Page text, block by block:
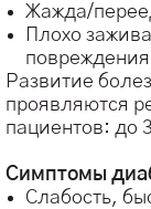
Жажда/
Плохо
Развитие
проявляются
пациентов: до
Симптомы
Слабость,